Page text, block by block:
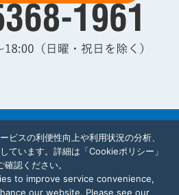
ビスの利便性向上や利用状況の分析、
ています。詳細は「Cookieポリシー」
確認ください。
to improve service convenience,
our website. Please see our